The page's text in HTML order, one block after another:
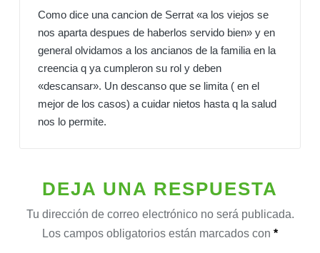
Como dice una cancion de Serrat «a los viejos se
nos aparta despues de haberlos servido bien» y en
general olvidamos a los ancianos de la familia en la
creencia q ya cumpleron su rol y deben
«descansar». Un descanso que se limita ( en el
mejor de los casos) a cuidar nietos hasta q la salud
nos lo permite.
DEJA UNA RESPUESTA
Tu dirección de correo electrónico no será publicada.
Los campos obligatorios están marcados con *